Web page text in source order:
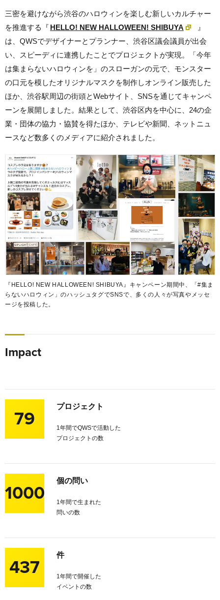
三密を避けながら渋谷のハロウィンを楽しむ新しいカルチャー
を推進する『 HELLO! NEW HALLOWEEN! SHIBUYA
』
は、QWSでデザイナーとプランナー、渋谷区議会議員が出会
い、スピーディに連携したことでプロジェクトが実現。
「今年
は集まらないハロウィンを」のスローガンの元で、 モンスター
の口元を模したオリジナルマスクを制作しオンライン販売した
ほか、 渋谷駅周辺の街頭とWebサイト、SNSを通じてキャンペ
ーンを展開しました。結果として、渋谷区内を中心に、 24の企
業・団体の協力・協賛を得たほか、テレビや新聞、ネットニュ
ースなど数多くのメディアに紹介されました。
『HELLO! NEW HALLOWEEN! SHIBUYA』キャンペーン期間中、「#集ま
らないハロウィン」のハッシュタグでSNSで、多くの人々が写真やメッセ
ージを投稿した。
Impact
79
プロジェクト
1年間でQWSで活動した
プロジェクトの数
1000
個の問い
1年間で生まれた
問いの数
437
件
1年間で開催した
イベントの数